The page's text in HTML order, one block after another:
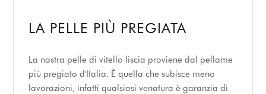
LA PELLE PIÙ PREGIATA
La nostra pelle di vitello liscia proviene dal pellame
più pregiato d'Italia. È quella che subisce meno
lavorazioni, infatti qualsiasi venatura è garanzia di